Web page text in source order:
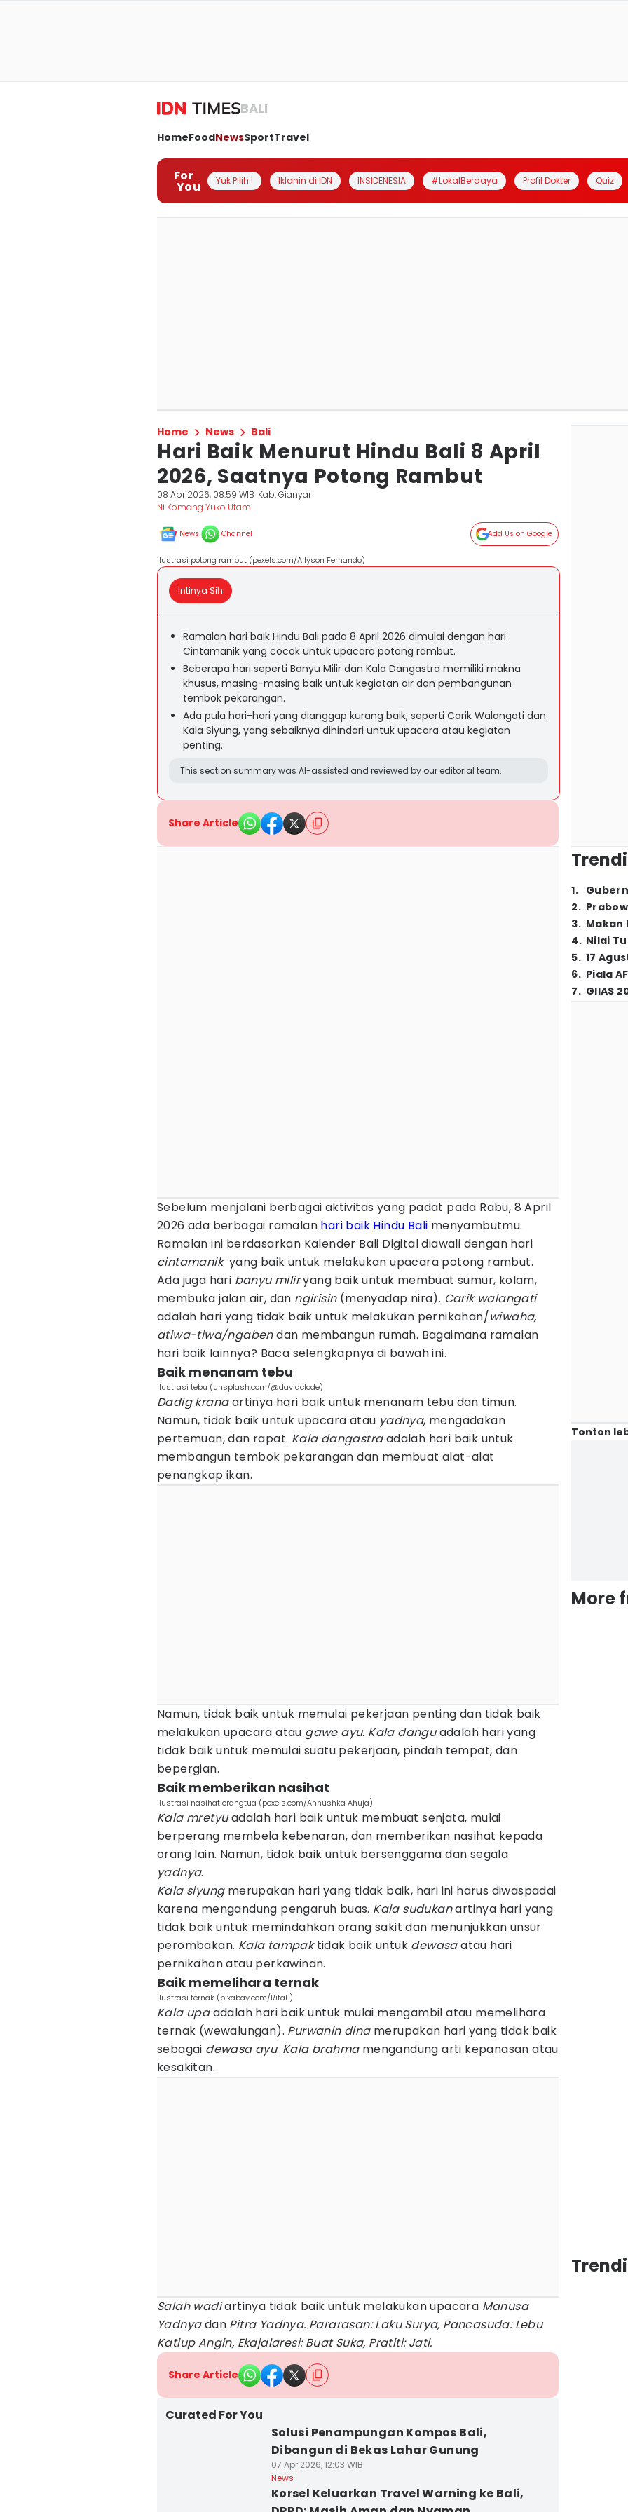
BALI
HomeFoodNewsSportTravel
For
You Yuk Pilih ! Iklanin di IDN INSIDENESIA #LokalBerdaya Profil Dokter Quiz
Home News Bali
Hari Baik Menurut Hindu Bali 8 April
2026, Saatnya Potong Rambut
08 Apr 2026, 08:59 WIB Kab. Gianyar
Ni Komang Yuko Utami
News Channel Add Us on Google
ilustrasi potong rambut (pexels.com/Allyson Fernando)
Intinya Sih
Ramalan hari baik Hindu Bali pada 8 April 2026 dimulai dengan hari
Cintamanik yang cocok untuk upacara potong rambut.
Beberapa hari seperti Banyu Milir dan Kala Dangastra memiliki makna
khusus, masing-masing baik untuk kegiatan air dan pembangunan
tembok pekarangan.
Ada pula hari-hari yang dianggap kurang baik, seperti Carik Walangati dan
Kala Siyung, yang sebaiknya dihindari untuk upacara atau kegiatan
penting.
This section summary was AI-assisted and reviewed by our editorial team.
Share Article
Sebelum menjalani berbagai aktivitas yang padat pada Rabu, 8 April
2026 ada berbagai ramalan hari baik Hindu Bali menyambutmu.
Ramalan ini berdasarkan Kalender Bali Digital diawali dengan hari
cintamanikyang baik untuk melakukan upacara potong rambut.
Ada juga hari banyu miliryang baik untuk membuat sumur, kolam,
membuka jalan air, dan ngirisin(menyadap nira). Carik walangati
adalah hari yang tidak baik untuk melakukan pernikahan/wiwaha,
atiwa-tiwa/ngabendan membangun rumah. Bagaimana ramalan
hari baik lainnya? Baca selengkapnya di bawah ini.
Baik menanam tebu
ilustrasi tebu (unsplash.com/@davidclode)
Dadig kranaartinya hari baik untuk menanam tebu dan timun.
Namun, tidak baik untuk upacara atau yadnya, mengadakan
pertemuan, dan rapat. Kala dangastraadalah hari baik untuk
membangun tembok pekarangan dan membuat alat-alat
penangkap ikan.
Namun, tidak baik untuk memulai pekerjaan penting dan tidak baik
melakukan upacara atau gawe ayu. Kala danguadalah hari yang
tidak baik untuk memulai suatu pekerjaan, pindah tempat, dan
bepergian.
Baik memberikan nasihat
ilustrasi nasihat orangtua (pexels.com/Annushka Ahuja)
Kala mretyuadalah hari baik untuk membuat senjata, mulai
berperang membela kebenaran, dan memberikan nasihat kepada
orang lain. Namun, tidak baik untuk bersenggama dan segala
yadnya.
Kala siyungmerupakan hari yang tidak baik, hari ini harus diwaspadai
karena mengandung pengaruh buas. Kala sudukanartinya hari yang
tidak baik untuk memindahkan orang sakit dan menunjukkan unsur
perombakan. Kala tampaktidak baik untuk dewasaatau hari
pernikahan atau perkawinan.
Baik memelihara ternak
ilustrasi ternak (pixabay.com/RitaE)
Kala upaadalah hari baik untuk mulai mengambil atau memelihara
ternak (wewalungan). Purwanin dinamerupakan hari yang tidak baik
sebagai dewasa ayu. Kala brahmamengandung arti kepanasan atau
kesakitan.
Salah wadiartinya tidak baik untuk melakukan upacara Manusa
Yadnyadan Pitra Yadnya. Pararasan: Laku Surya, Pancasuda: Lebu
Katiup Angin, Ekajalaresi: Buat Suka, Pratiti: Jati.
Share Article
Curated For You
Solusi Penampungan Kompos Bali,
Dibangun di Bekas Lahar Gunung
07 Apr 2026, 12:03 WIB
News
Korsel Keluarkan Travel Warning ke Bali,
1.
2.
3. Makan
4. Nilai
5. 17
6. Piala
7. GIIAS
Tonton
More